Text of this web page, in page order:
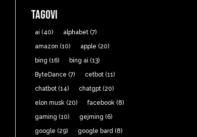
Tagovi
ai (40) alphabet (7)
amazon (10) apple (20)
bing (16) bing ai (13)
ByteDance (7) cetbot (11)
chatbot (14) chatgpt (20)
elon musk (20) facebook (8)
gaming (10) gejming (6)
google (29) google bard (8)